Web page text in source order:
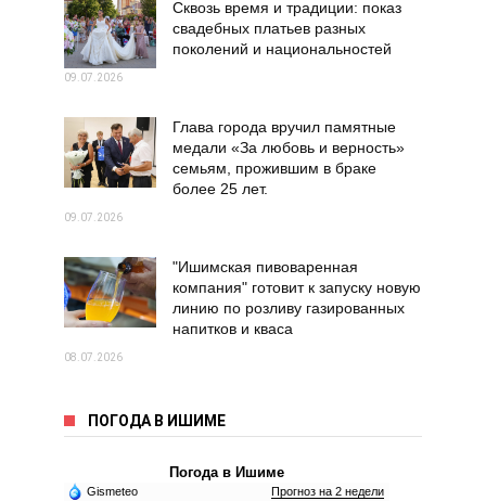
Сквозь время и традиции: показ
свадебных платьев разных
поколений и национальностей
09.07.2026
Глава города вручил памятные
медали «За любовь и верность»
семьям, прожившим в браке
более 25 лет.
09.07.2026
"Ишимская пивоваренная
компания" готовит к запуску новую
линию по розливу газированных
напитков и кваса
08.07.2026
ПОГОДА В ИШИМЕ
Погода в Ишиме
Gismeteo Прогноз на 2 недели